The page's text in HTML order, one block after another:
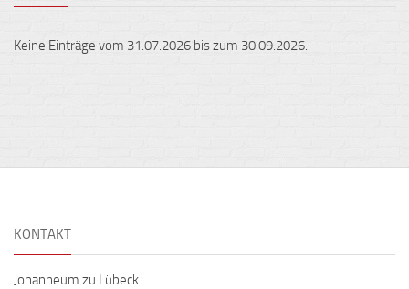
Keine Einträge vom 31.07.2026 bis zum 30.09.2026.
KONTAKT
Johanneum zu Lübeck